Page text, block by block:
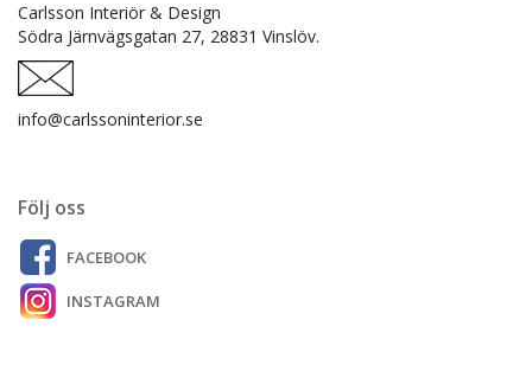
Carlsson Interiör & Design
Södra Järnvägsgatan 27, 28831 Vinslöv.
info@carlssoninterior.se
Följ oss
FACEBOOK
INSTAGRAM